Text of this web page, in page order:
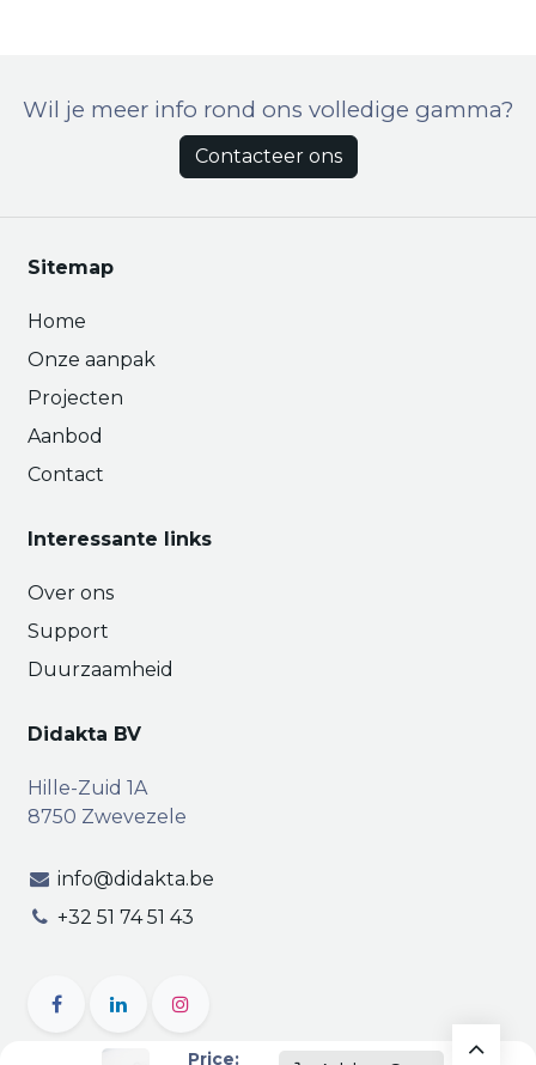
Price:
Wil je meer info rond ons volledige gamma?
Contacteer ons
Sitemap
Home
Onze aanpak
Projecten
Aanbod
Contact
Interessante links
Over ons
Support
Duurzaamheid
Didakta BV
Hille-Zuid 1A
8750 Zwevezele
info@didakta.be
+32 51 74 51 43